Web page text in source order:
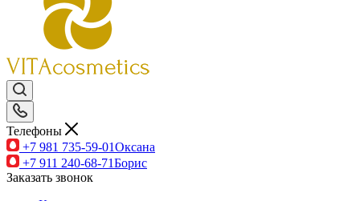
Телефоны
+7 981 735-59-01Оксана
+7 911 240-68-71Борис
Заказать звонок